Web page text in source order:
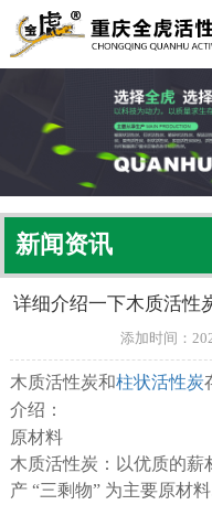
新闻资讯
详细介绍一下木质活性
添加时间：
木质活性炭和柱状活性炭
介绍：
原材料
木质活性炭：以优质的
产 “三剩物” 为主要原材